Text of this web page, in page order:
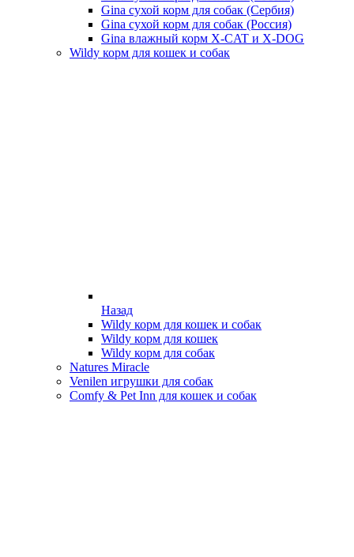
Gina сухой корм для собак (Сербия)
Gina сухой корм для собак (Россия)
Gina влажный корм X-CAT и X-DOG
Wildy корм для кошек и собак
Назад
Wildy корм для кошек и собак
Wildy корм для кошек
Wildy корм для собак
Natures Miracle
Venilen игрушки для собак
Comfy & Pet Inn для кошек и собак